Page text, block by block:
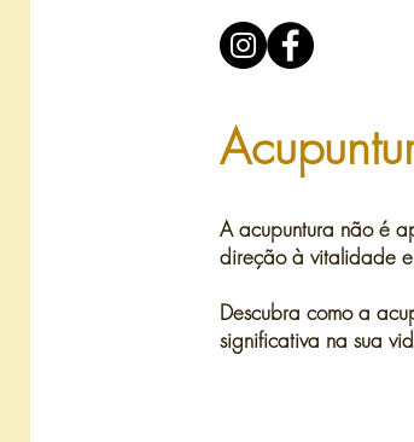
A acupuntura não é
direção à vitalidade
Descubra como a
significativa na sua